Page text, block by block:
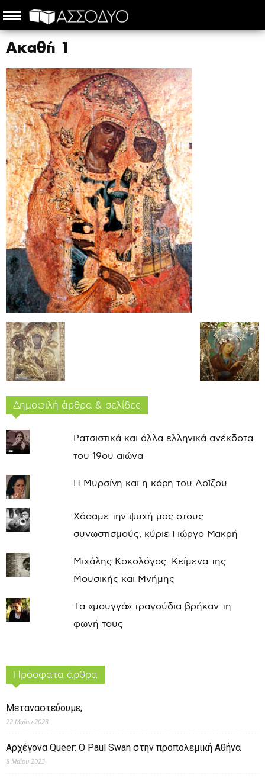
Ακαθή 1
Δημοφιλή άρθρα & σελίδες
Ρατσιστικά και άλλα ελληνικά ανέκδοτα
του 19ου αιώνα
Η Μυρσίνη και η κόρη του Λοΐζου
Χάσαμε την ψυχή μας στους
συνωστισμούς, κύριε Γιώργο Μακρή
Μιχάλης Κοκολόγος: Κείμενα της
Μουσικής και Μνήμης
Τα «μουγγά» τραγούδια βρήκαν τη
φωνή τους
Πρόσφατα άρθρα
Μεταναστεύουμε;
22 Μαΐου 2023
Αρχέγονα Queer: O Paul Swan στην προπολεμική Αθήνα
8 Μαΐου 2023